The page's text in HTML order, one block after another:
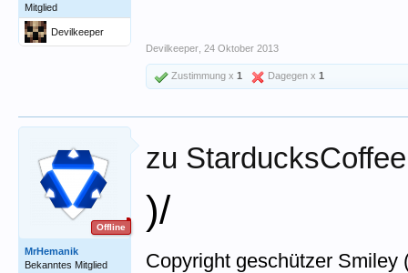
Mitglied
Devilkeeper
Devilkeeper 24 Oktober 2013
Zustimmung x 1 Dagegen x 1
Offline
MrHemanik
Bekanntes Mitglied
zu
)/
Copyright geschützer Smiley